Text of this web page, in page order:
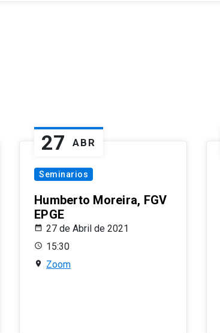
27 ABR
Seminarios
Humberto Moreira, FGV
EPGE
27 de Abril de 2021
15:30
Zoom